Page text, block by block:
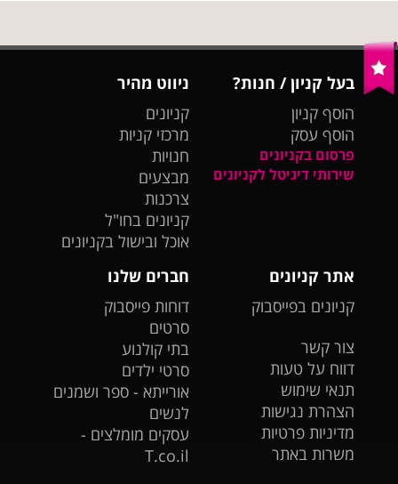
בעל קניון / חנות?
הוסף קניון
הוסף עסק
פרסום בקניונים
שירותי דיגיטל לקניונים
ניווט מהיר
קניונים
מרכזי קניות
חנויות
מבצעים
צרכנות
קניונים בחו"ל
אוכל ובישול בקניונים
אתר קניונים
קניונים בפייסבוק
צור קשר
דווח על טעות
תנאי שימוש
הצהרת נגישות
מדיניות פרטיות
משרות באתר
חברים שלנו
דוחות פייסבוק
סרטים
בתי קולנוע
סרטי ילדים
אורייתא - ספר ושמנים
לנשים
עסקים מומלצים -
T.co.il